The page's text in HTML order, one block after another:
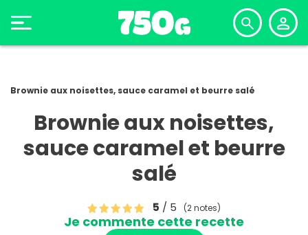
Brownie aux noisettes, sauce caramel et beurre salé
Brownie aux noisettes,
sauce caramel et beurre
salé
5 / 5 (2 notes)
Je commente cette recette